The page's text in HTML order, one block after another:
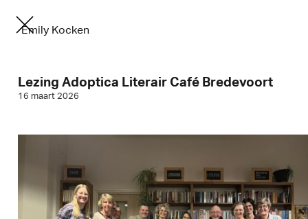
Emily Kocken
Lezing Adoptica Literair Café Bredevoort
16 maart 2026